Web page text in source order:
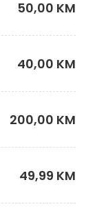
50,00 KM
40,00 KM
200,00 KM
49,99 KM